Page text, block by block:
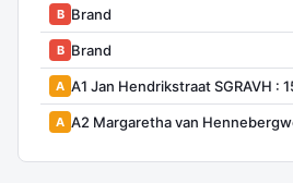
B Brand
B Brand
A A1 Jan Hendrikstraat SGRAVH :
A A2 Margaretha van